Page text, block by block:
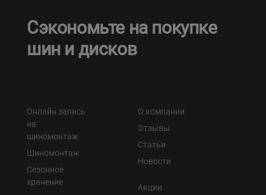
Сэкономьте на покупке
шин и дисков
Онлайн запись
на
шиномонтаж
Шиномонтаж
Сезонное
хранение
О компании
Отзывы
Статьи
Новости
Акции